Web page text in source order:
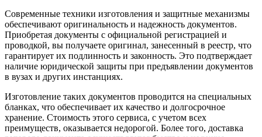
Современные техники изготовления и защитные механизмы
обеспечивают оригинальность и надежность документов.
Приобретая документы с официальной регистрацией и
проводкой, вы получаете оригинал, занесенный в реестр, что
гарантирует их подлинность и законность. Это подтверждает
наличие юридической защиты при предъявлении документов
в вузах и других инстанциях.
Изготовление таких документов проводится на специальных
бланках, что обеспечивает их качество и долгосрочное
хранение. Стоимость этого сервиса, с учетом всех
преимуществ, оказывается недорогой. Более того, доставка